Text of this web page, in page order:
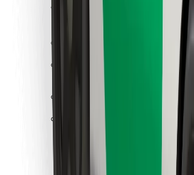
Biztonság
Pár perc alatt ott vagyunk érted!
Bolt alkalmazás letöltése
Találd meg kedvenc ételedet!
Bolt Food app letöltése